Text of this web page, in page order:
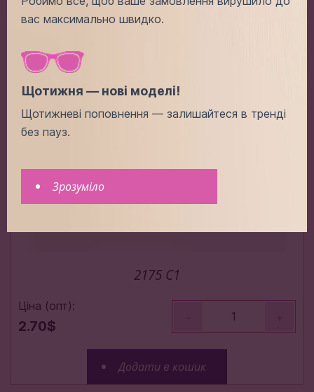
Додати в кошик
2175 C1
Ціна (опт):
2.70$
- +
Додати в кошик
вас максимально швидко.
Щотижня — нові моделі!
Щотижневі поповнення — залишайтеся в тренді
без пауз.
Зрозуміло